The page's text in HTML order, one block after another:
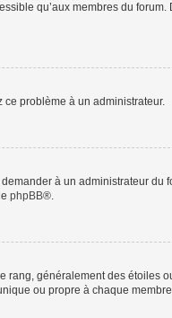
qu’aux membres du forum.
ce problème à un administrateur.
à un administrateur du
phpBB®.
rang, généralement des étoiles
ou propre à chaque